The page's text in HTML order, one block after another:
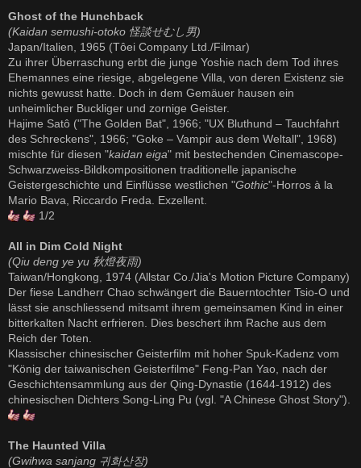
i
t
r
g
Ghost of the Hunchback
(Kaidan semushi-otoko 怪談せむし男)
Japan/Italien, 1965 (Tôei Company Ltd./Filmar)
Zu ihrer Überraschung erbt die junge Yoshie nach dem Tod ihres
Ehemannes eine riesige, abgelegene Villa, von deren Existenz sie
nichts gewusst hatte. Doch in dem Gemäuer hausen ein
unheimlicher Buckliger und zornige Geister.
Hajime Satô ("The Golden Bat", 1966; "UX Bluthund – Tauchfahrt
des Schreckens", 1966; "Goke – Vampir aus dem Weltall", 1968)
mischte für diesen "kaidan eiga" mit bestechenden Cinemascope-
Schwarzweiss-Bildkompositionen traditionelle japanische
Geistergeschichte und Einflüsse westlichen "Gothic"-Horros à la
Mario Bava, Riccardo Freda. Exzellent.
1/2
All in Dim Cold Night
(Qiu deng ye yu 秋燈夜雨)
Taiwan/Hongkong, 1974 (Allstar Co./Jia's Motion Picture Company)
Der fiese Landherr Chao schwängert die Bauerntochter Tsio-O und
lässt sie anschliessend mitsamt ihrem gemeinsamen Kind in einer
bitterkalten Nacht erfrieren. Dies beschert ihm Rache aus dem
Reich der Toten.
Klassischer chinesischer Geisterfilm mit hoher Spuk-Kadenz vom
"König der taiwanischen Geisterfilme" Feng-Pan Yao, nach der
Geschichtensammlung aus der Qing-Dynastie (1644-1912) des
chinesischen Dichters Song-Ling Pu (vgl. "A Chinese Ghost Story").
The Haunted Villa
(Gwihwa sanjang 귀화산장)